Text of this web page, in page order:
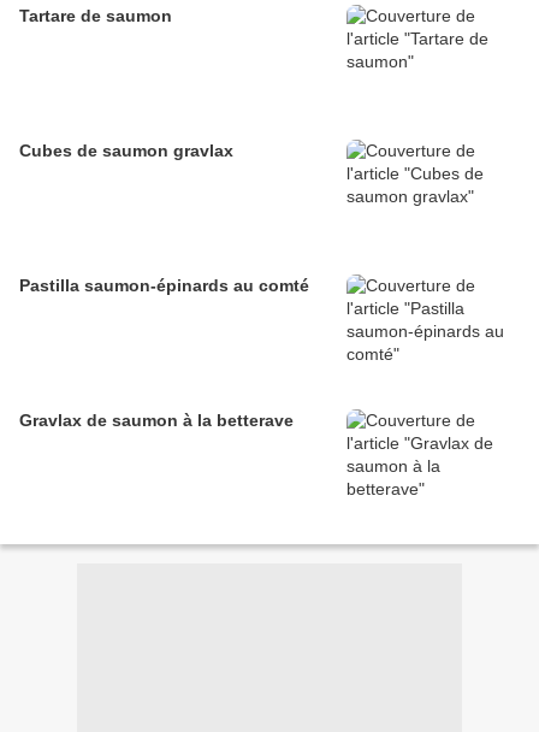
Tartare de saumon
Cubes de saumon gravlax
Pastilla saumon-épinards au comté
Gravlax de saumon à la betterave